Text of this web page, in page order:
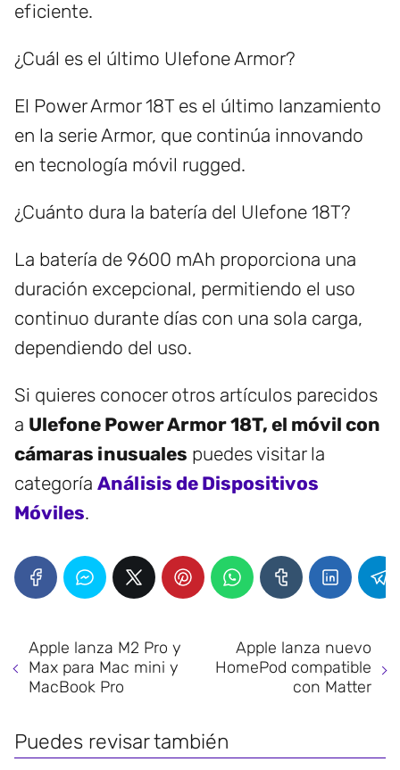
eficiente.
¿Cuál es el último Ulefone Armor?
El Power Armor 18T es el último lanzamiento
en la serie Armor, que continúa innovando
en tecnología móvil rugged.
¿Cuánto dura la batería del Ulefone 18T?
La batería de 9600 mAh proporciona una
duración excepcional, permitiendo el uso
continuo durante días con una sola carga,
dependiendo del uso.
Si quieres conocer otros artículos parecidos
a Ulefone Power Armor 18T, el móvil con
cámaras inusuales puedes visitar la
categoría Análisis de Dispositivos
Móviles.
Apple lanza M2 Pro y
Max para Mac mini y
MacBook Pro
Apple lanza nuevo
HomePod compatible
con Matter
Puedes revisar también